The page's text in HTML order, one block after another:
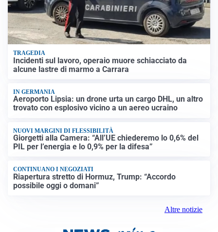
TRAGEDIA
Incidenti sul lavoro, operaio muore schiacciato da
alcune lastre di marmo a Carrara
IN GERMANIA
Aeroporto Lipsia: un drone urta un cargo DHL, un altro
trovato con esplosivo vicino a un aereo ucraino
NUOVI MARGINI DI FLESSIBILITÀ
Giorgetti alla Camera: “All’UE chiederemo lo 0,6% del
PIL per l’energia e lo 0,9% per la difesa”
CONTINUANO I NEGOZIATI
Riapertura stretto di Hormuz, Trump: “Accordo
possibile oggi o domani”
Altre notizie